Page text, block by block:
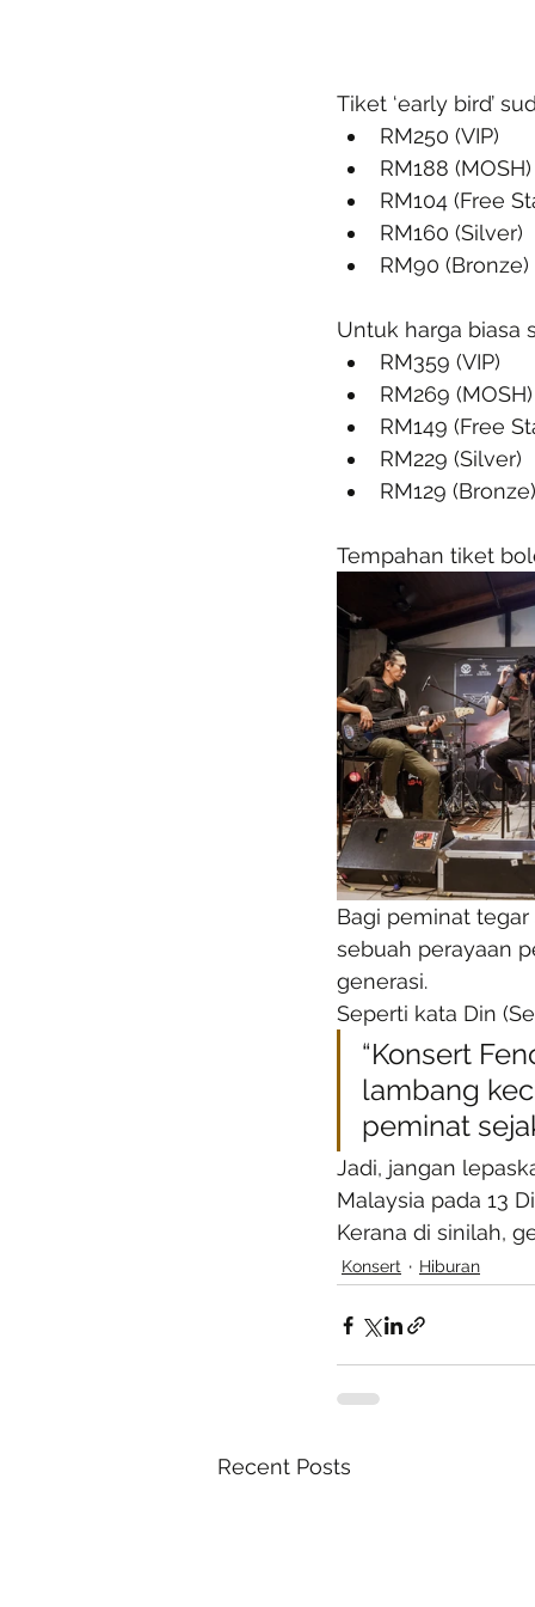
Tiket ‘early bird’
RM250 (VIP)
RM188 (MOSH)
RM104 (Free
RM160 (Silver)
RM90 (Bronze)
Untuk harga biasa
RM359 (VIP)
RM269 (MOSH)
RM149 (Free
RM229 (Silver)
RM129 (Bronze)
Tempahan tiket
Bagi peminat
sebuah perayaan
generasi.
Seperti kata Din
“Konsert
lambang
peminat
Jadi, jangan
Malaysia pada 13
Kerana di sinilah,
Konsert Hiburan
Recent Posts